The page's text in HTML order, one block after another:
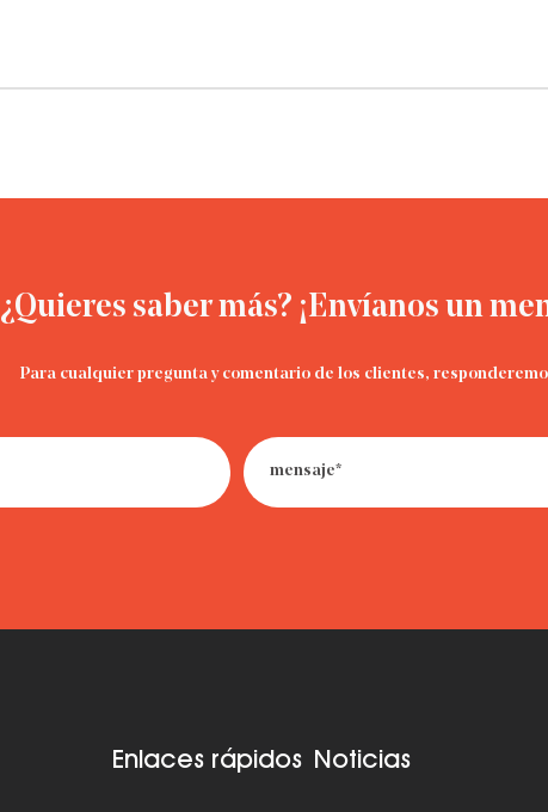
¿Quieres saber más? ¡Envíanos un
Para cualquier pregunta y comentario de los clientes,
Enlaces rápidos Noticias
del automóvil
asiento infantil para